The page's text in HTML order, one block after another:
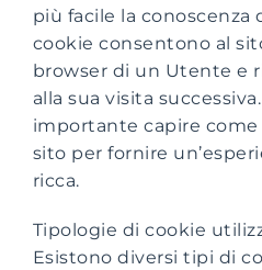
più facile la conoscenza
cookie consentono al
browser di un Utente e
alla sua visita
importante capire
sito per fornire
ricca.
Tipologie di cookie
Esistono diversi tipi di